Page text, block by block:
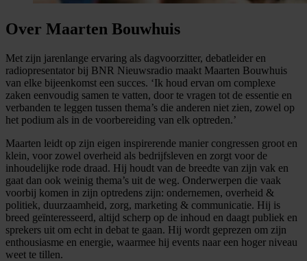
Over Maarten Bouwhuis
Met zijn jarenlange ervaring als dagvoorzitter, debatleider en
radiopresentator bij BNR Nieuwsradio maakt Maarten Bouwhuis
van elke bijeenkomst een succes. ‘Ik houd ervan om complexe
zaken eenvoudig samen te vatten, door te vragen tot de essentie en
verbanden te leggen tussen thema’s die anderen niet zien, zowel op
het podium als in de voorbereiding van elk optreden.’
Maarten leidt op zijn eigen inspirerende manier congressen groot en
klein, voor zowel overheid als bedrijfsleven en zorgt voor de
inhoudelijke rode draad. Hij houdt van de breedte van zijn vak en
gaat dan ook weinig thema’s uit de weg. Onderwerpen die vaak
voorbij komen in zijn optredens zijn: ondernemen, overheid &
politiek, duurzaamheid, zorg, marketing & communicatie. Hij is
breed geïnteresseerd, altijd scherp op de inhoud en daagt publiek en
sprekers uit om echt in debat te gaan. Hij wordt geprezen om zijn
enthousiasme en energie, waarmee hij events naar een hoger niveau
weet te tillen.